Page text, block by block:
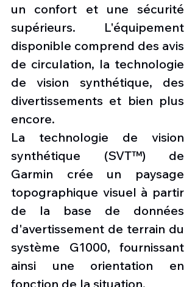
un confort et une sécurité
supérieurs. L'équipement
disponible comprend des avis
de circulation, la technologie
de vision synthétique, des
divertissements et bien plus
encore.
La technologie de vision
synthétique (SVT™) de
Garmin crée un paysage
topographique visuel à partir
de la base de données
d'avertissement de terrain du
système G1000, fournissant
ainsi une orientation en
fonction de la situation.